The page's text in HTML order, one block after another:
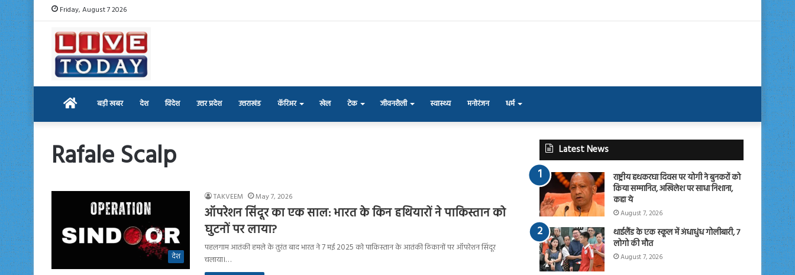
Friday, August 7 2026
Home बड़ी खबर देश विदेश उत्तर प्रदेश उत्तराखंड कॅरिअर खेल टेक जीवनशैली स्वास्थ्य मनोरंजन धर्म
Rafale Scalp
देश
TAKVEEM May 7, 2026
ऑपरेशन सिंदूर का एक साल: भारत के किन हथियारों ने पाकिस्तान को
घुटनों पर लाया?
पहलगाम आतंकी हमले के तुरंत बाद भारत ने 7 मई 2025 को पाकिस्तान के आतंकी ठिकानों पर ऑपरेशन सिंदूर
चलाया।…
Latest News
राष्ट्रीय हथकरघा दिवस पर योगी ने बुनकरों को
किया सम्मानित, अखिलेश पर साधा निशाना,
कहा ये
August 7, 2026
थाईलैंड के एक स्कूल में अंधाधुंध गोलीबारी, 7
लोगो की मौत
August 7, 2026